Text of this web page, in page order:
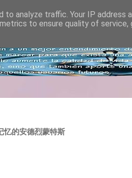
忆的安德烈蒙特斯
analyze traffic. Your IP address
to ensure quality of service,